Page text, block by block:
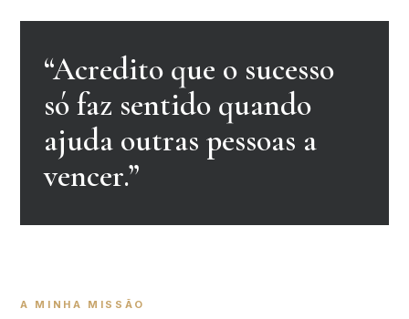
“Acredito que o sucesso
só faz sentido quando
ajuda outras pessoas a
vencer.”
A MINHA MISSÃO